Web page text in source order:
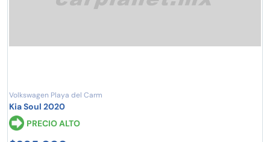
Volkswagen Playa del Carm
Kia Soul 2020
PRECIO ALTO